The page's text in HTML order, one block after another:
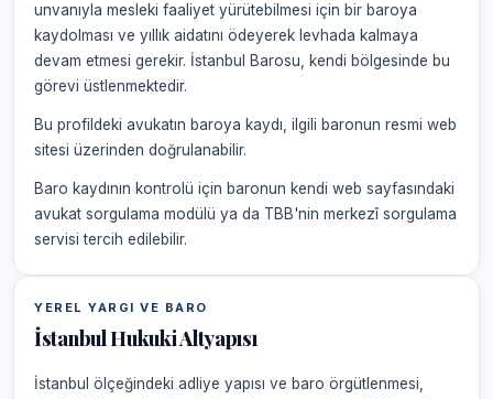
unvanıyla mesleki faaliyet yürütebilmesi için bir baroya
kaydolması ve yıllık aidatını ödeyerek levhada kalmaya
devam etmesi gerekir. İstanbul Barosu, kendi bölgesinde bu
görevi üstlenmektedir.
Bu profildeki avukatın baroya kaydı, ilgili baronun resmi web
sitesi üzerinden doğrulanabilir.
Baro kaydının kontrolü için baronun kendi web sayfasındaki
avukat sorgulama modülü ya da TBB'nin merkezî sorgulama
servisi tercih edilebilir.
YEREL YARGI VE BARO
İstanbul Hukuki Altyapısı
İstanbul ölçeğindeki adliye yapısı ve baro örgütlenmesi,